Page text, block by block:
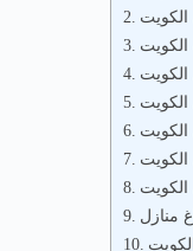
منازل